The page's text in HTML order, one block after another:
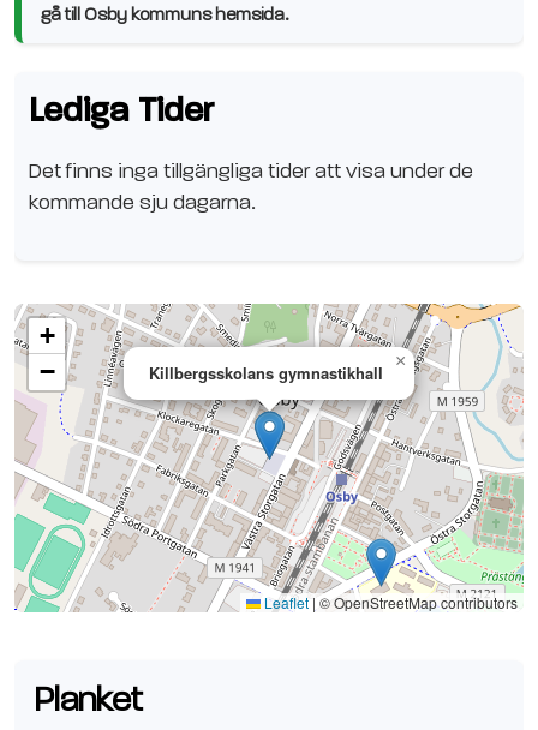
gå till Osby kommuns hemsida.
Lediga Tider
Det finns inga tillgängliga tider att visa under de
kommande sju dagarna.
Killbergsskolans gymnastikhall
×
+
−
Leaflet | © OpenStreetMap contributors
Se planen på Google Maps
Planket